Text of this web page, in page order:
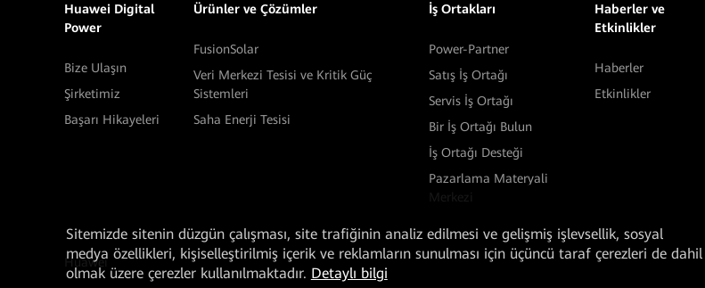
Huawei Digital
Power
Bize Ulaşın
Şirketimiz
Başarı Hikayeleri
Ürünler ve Çözümler
FusionSolar
Veri Merkezi Tesisi ve Kritik Güç
Sistemleri
Saha Enerji Tesisi
İş Ortakları
Power-Partner
Satış İş Ortağı
Servis İş Ortağı
Bir İş Ortağı Bulun
İş Ortağı Desteği
Pazarlama Materyali
Haberler ve
Etkinlikler
Haberler
Etkinlikler
Huawei
Sitemizde sitenin düzgün çalışması, site trafiğinin analiz edilmesi ve gelişmiş işlevsellik, sosyal
medya özellikleri, kişiselleştirilmiş içerik ve reklamların sunulması için üçüncü taraf çerezleri de dahil
olmak üzere çerezler kullanılmaktadır. Detaylı bilgi